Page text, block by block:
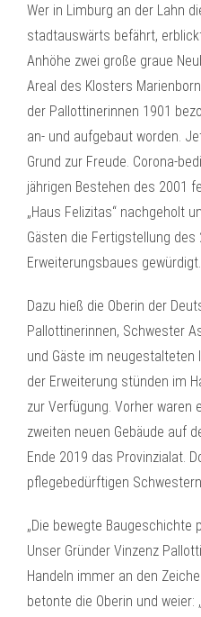
Wer in Limburg an der Lahn
stadtauswärts befährt,
Anhöhe zwei große graue
Areal des Klosters
der Pallottinerinnen 1901
an- und aufgebaut worden.
Grund zur Freude. Corona-
jährigen Bestehen des 2001
„Haus Felizitas“ nachgeholt
Gästen die Fertigstellung des
Erweiterungsbaues gewürdigt.
Dazu hieß die Oberin der
Pallottinerinnen, Schwester
und Gäste im neugestalteten
der Erweiterung stünden im
zur Verfügung. Vorher waren
zweiten neuen Gebäude auf
Ende 2019 das Provinzialat.
pflegebedürftigen
„Die bewegte
Unser Gründer Vinzenz
Handeln immer an den
betonte die Oberin und weier: